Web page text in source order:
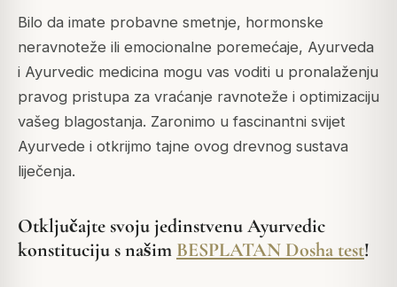
Bilo da imate probavne smetnje, hormonske
neravnoteže ili emocionalne poremećaje, Ayurveda
i Ayurvedic medicina mogu vas voditi u pronalaženju
pravog pristupa za vraćanje ravnoteže i optimizaciju
vašeg blagostanja. Zaronimo u fascinantni svijet
Ayurvede i otkrijmo tajne ovog drevnog sustava
liječenja.
Otključajte svoju jedinstvenu Ayurvedic
konstituciju s našim BESPLATAN Dosha test!